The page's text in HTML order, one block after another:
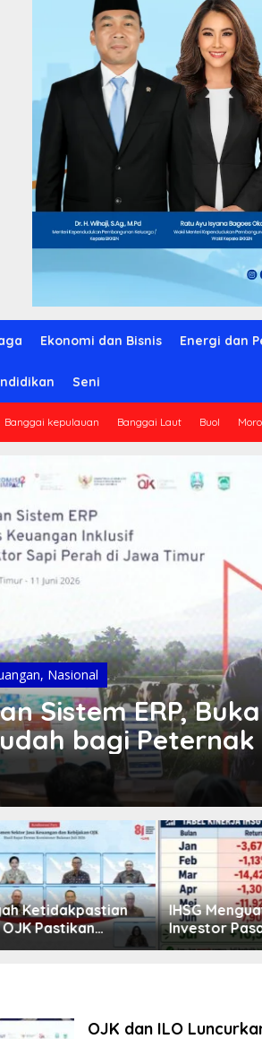
Ekonomi dan Bisnis Energi dan
Seni
Banggai kepulauan Banggai Laut Buol
, Nasional
Sistem ERP,
bagi Peternak
Jumlah
Pasar Modal
Pembiayaan
Positif, Ini
Sektor
OJK dan ILO